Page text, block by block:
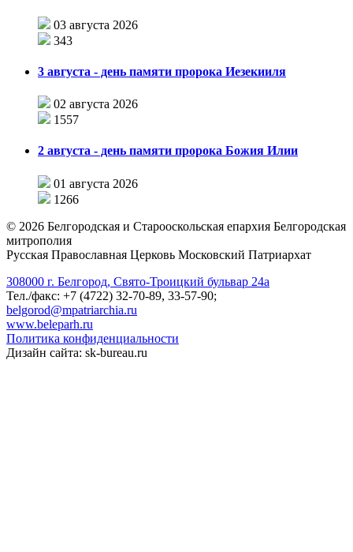
03 августа 2026
343
3 августа - день памяти пророка Иезекииля
02 августа 2026
1557
2 августа - день памяти пророка Божия Илии
01 августа 2026
1266
© 2026 Белгородская и Старооскольская епархия Белгородская
митрополия
Русская Православная Церковь Московский Патриархат
308000 г. Белгород, Свято-Троицкий бульвар 24а
Тел./факс: +7 (4722) 32-70-89, 33-57-90;
belgorod@mpatriarchia.ru
www.beleparh.ru
Политика конфиденциальности
Дизайн сайта: sk-bureau.ru